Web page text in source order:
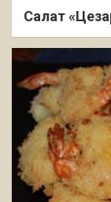
Салат